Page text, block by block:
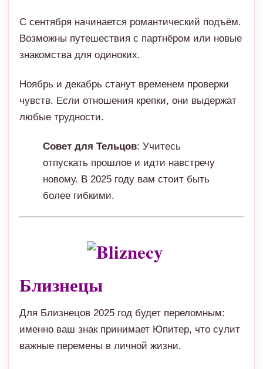
С сентября начинается романтический подъём.
Возможны путешествия с партнёром или новые
знакомства для одиноких.
Ноябрь и декабрь станут временем проверки
чувств. Если отношения крепки, они выдержат
любые трудности.
Совет для Тельцов: Учитесь
отпускать прошлое и идти навстречу
новому. В 2025 году вам стоит быть
более гибкими.
Близнецы
Для Близнецов 2025 год будет переломным:
именно ваш знак принимает Юпитер, что сулит
важные перемены в личной жизни.